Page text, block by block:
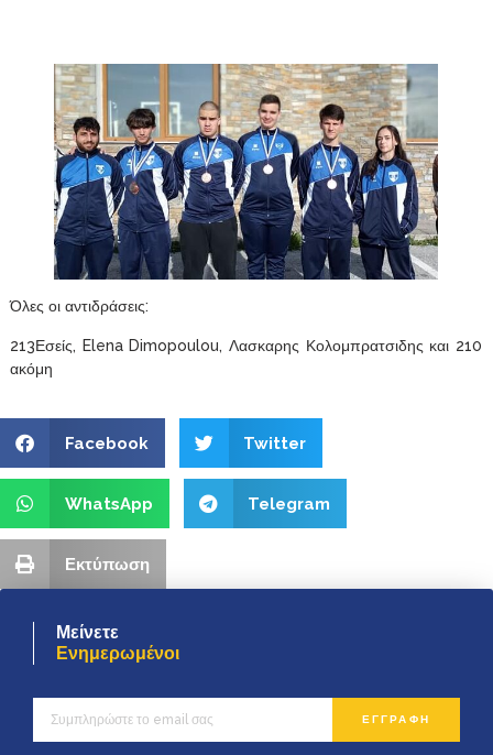
Όλες οι αντιδράσεις:
213Εσείς, Elena Dimopoulou, Λασκαρης Κολομπρατσιδης και 210
ακόμη
Facebook Twitter
WhatsApp Telegram
Εκτύπωση
Μείνετε
Ενημερωμένοι
ΕΓΓΡΑΦΗ